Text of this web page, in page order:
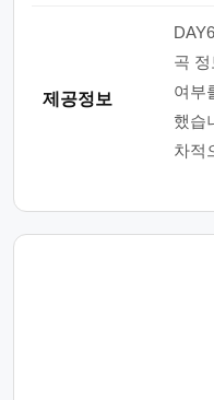
제공정보
곡
여부
했습
차적